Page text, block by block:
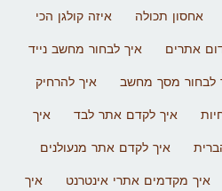
אחסון תכולה
איזה קולגן הכי
אתרים
איך לבחור מחשב נייד
לבחור מסך מחשב
איך להרחיק
איך לקדם אתר לבד
איך
איך לקדם אתר מנעולנים
איך מקדמים אתרי אינטרנט
איך